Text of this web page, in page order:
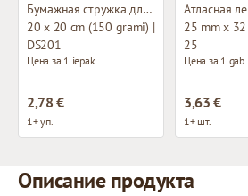
Бумажная стружка для декорирования
20 x 20 cm (150 grami) |
DS201
Цена за 1 iepak.
2,78 €
1+ уп.
Атласная
25 mm x
25
Цена за 1 gab.
3,63 €
1+ шт.
Описание продукта